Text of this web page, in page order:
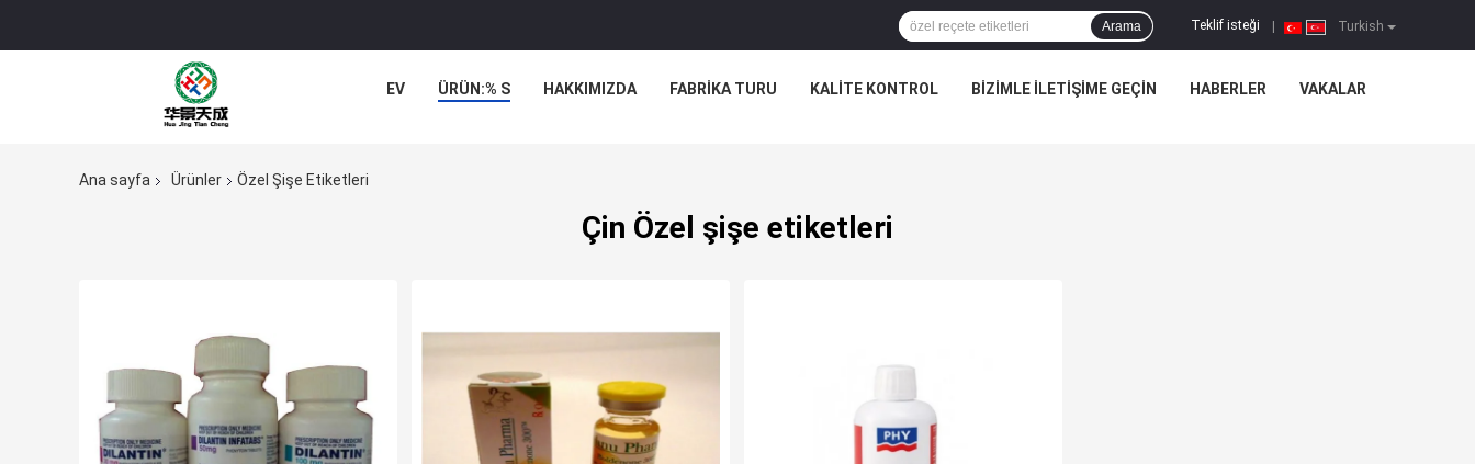
Turkish
Teklif isteği
Arama
EV ÜRÜN:% S HAKKIMIZDA FABRIKA TURU KALITE KONTROL BIZIMLE ILETIŞIME GEÇIN HABERLER VAKALAR
Ana sayfa Ürünler Özel Şişe Etiketleri
Çin Özel şişe etiketleri